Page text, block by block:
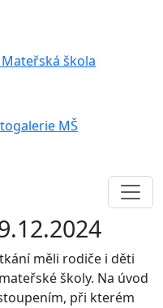
škola
MŠ
měli rodiče i děti
školy. Na úvod
při kterém